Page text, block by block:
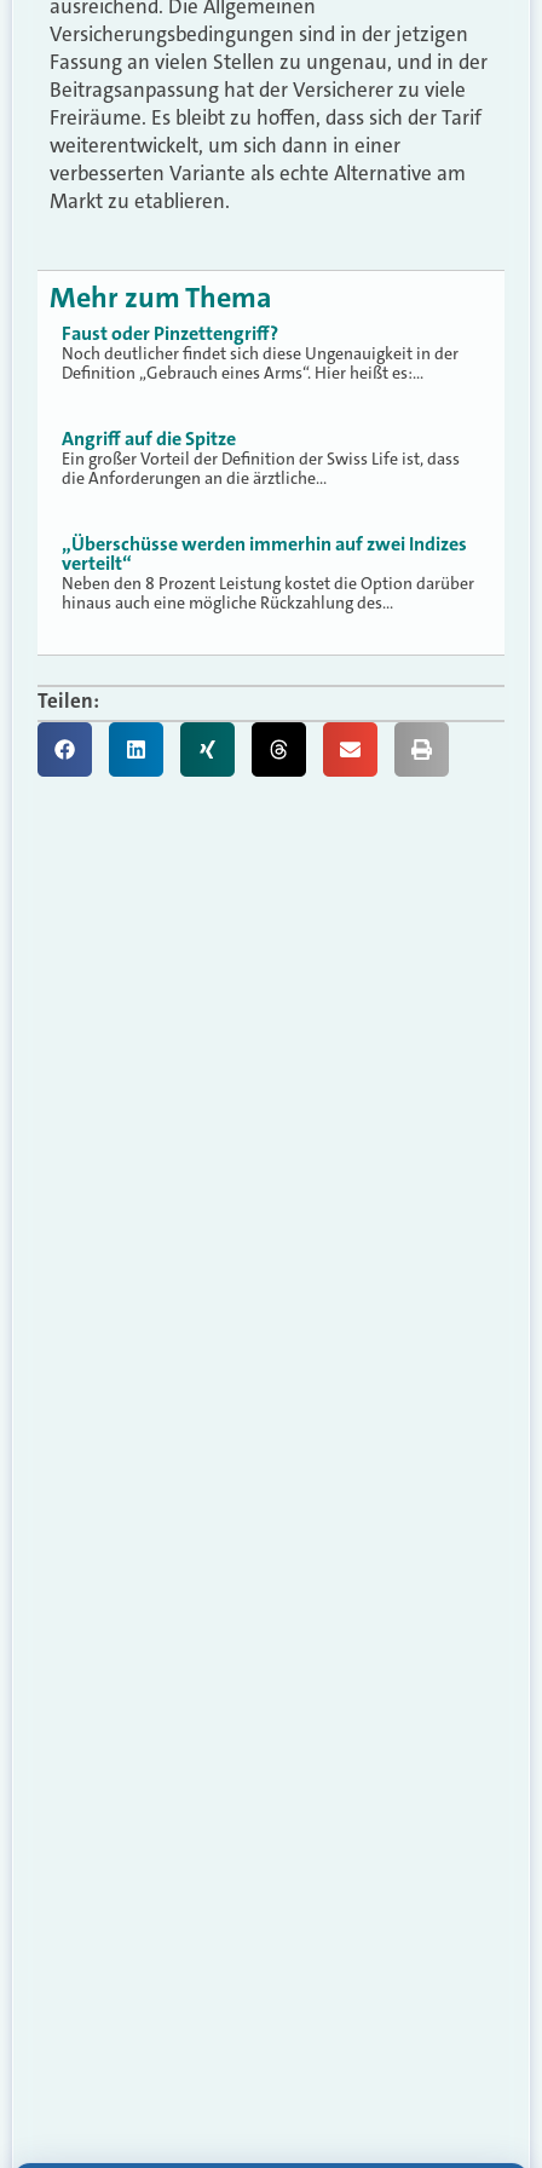
ausreichend. Die Allgemeinen
Versicherungsbedingungen sind in der jetzigen
Fassung an vielen Stellen zu ungenau, und in der
Beitragsanpassung hat der Versicherer zu viele
Freiräume. Es bleibt zu hoffen, dass sich der Tarif
weiterentwickelt, um sich dann in einer
verbesserten Variante als echte Alternative am
Markt zu etablieren.
Mehr zum Thema
Faust oder Pinzettengriff?
Noch deutlicher findet sich diese Ungenauigkeit in der
Definition „Gebrauch eines Arms“. Hier heißt es:…
Angriff auf die Spitze
Ein großer Vorteil der Definition der Swiss Life ist, dass
die Anforderungen an die ärztliche…
„Überschüsse werden immerhin auf zwei Indizes
verteilt“
Neben den 8 Prozent Leistung kostet die Option darüber
hinaus auch eine mögliche Rückzahlung des…
Teilen: